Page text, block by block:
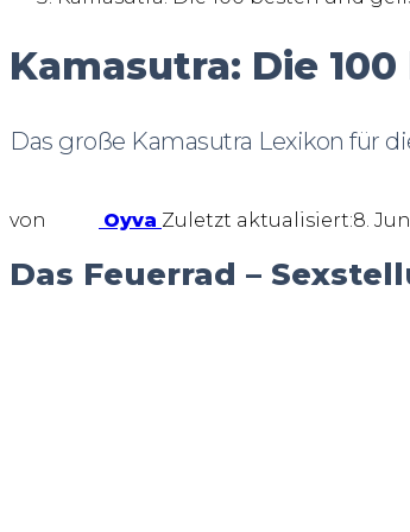
Kamasutra: Die
Das große Kamasutra Lexikon für
von Oyva Zuletzt aktualisiert:8.
Das Feuerrad –